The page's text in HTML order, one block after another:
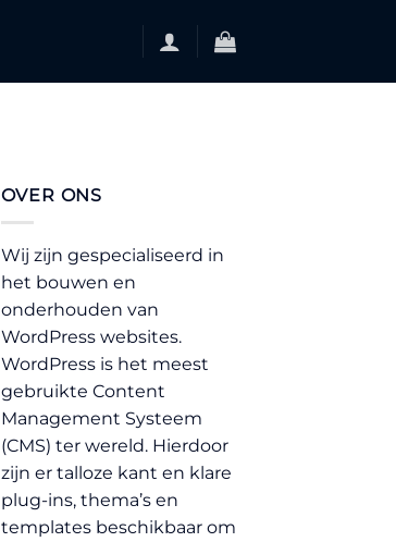
OVER ONS
Wij zijn gespecialiseerd in
het bouwen en
onderhouden van
WordPress websites.
WordPress is het meest
gebruikte Content
Management Systeem
(CMS) ter wereld. Hierdoor
zijn er talloze kant en klare
plug-ins, thema’s en
templates beschikbaar om